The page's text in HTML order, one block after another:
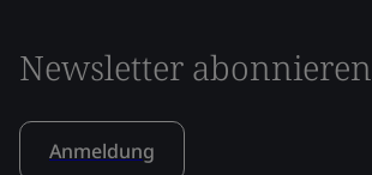
Newsletter abonnieren
Anmeldung